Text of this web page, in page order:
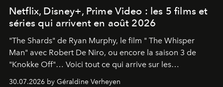
Netflix, Disney+, Prime Video : les 5 films et
séries qui arrivent en août 2026
"The Shards" de Ryan Murphy, le film " The Whisper
Man" avec Robert De Niro, ou encore la saison 3 de
"Knokke Off"… Voici tout ce qui arrive sur les
plateformes de streaming en août 2026.
30.07.2026 by Géraldine Verheyen